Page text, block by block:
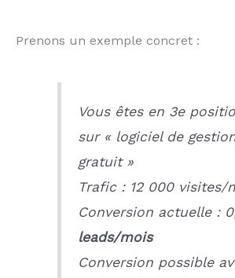
Prenons un exemple concret :
Vous êtes en 3e
sur « logiciel de
gratuit »
Trafic : 12 000 visites/
Conversion actuelle :
leads/mois
Conversion possible